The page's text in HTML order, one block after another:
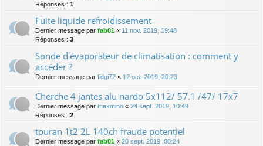
Réponses : 1
Fuite liquide refroidissement
Dernier message par fab01 « 11 nov. 2019, 19:48
Réponses : 3
Sonde d'évaporateur de climatisation : comment y
accéder ?
Dernier message par fidgi72 « 12 oct. 2019, 20:23
Cherche 4 jantes alu nardo 5x112/ 57.1 /47/ 17x7
Dernier message par maxmino « 24 sept. 2019, 10:49
Réponses : 2
touran 1t2 2L 140ch fraude potentiel
Dernier message par fab01 « 20 sept. 2019, 08:24